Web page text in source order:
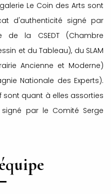
Le Coin des Arts sont
d'authenticité signé par
de la CSEDT (Chambre
et du Tableau), du SLAM
Ancienne et Moderne)
Nationale des Experts).
sont quant à elles assorties
par le Comité Serge